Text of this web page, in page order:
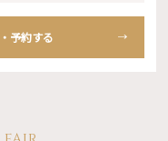
予約する